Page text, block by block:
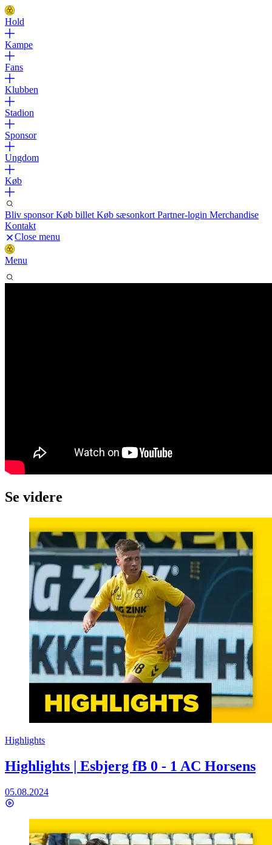
Hold
Kampe
Fans
Klubben
Stadion
Sponsor
Ungdom
Køb
Bliv sponsorKøb billet Køb sæsonkort Partner-login Merchandise
Kontakt
Close menu
Menu
Se videre
Highlights
Highlights | Esbjerg fB 0 - 1 AC Horsens
05.08.2024